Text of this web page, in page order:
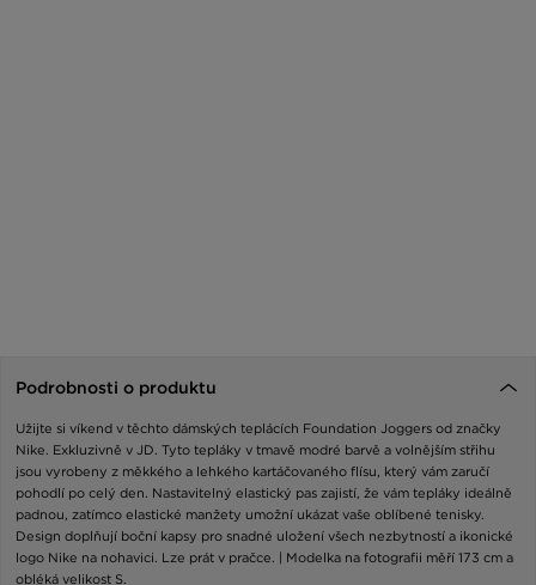
Podrobnosti o produktu
Užijte si víkend v těchto dámských teplácích Foundation Joggers od značky
Nike. Exkluzivně v JD. Tyto tepláky v tmavě modré barvě a volnějším střihu
jsou vyrobeny z měkkého a lehkého kartáčovaného flísu, který vám zaručí
pohodlí po celý den. Nastavitelný elastický pas zajistí, že vám tepláky ideálně
padnou, zatímco elastické manžety umožní ukázat vaše oblíbené tenisky.
Design doplňují boční kapsy pro snadné uložení všech nezbytností a ikonické
logo Nike na nohavici. Lze prát v pračce. | Modelka na fotografii měří 173 cm a
obléká velikost S.